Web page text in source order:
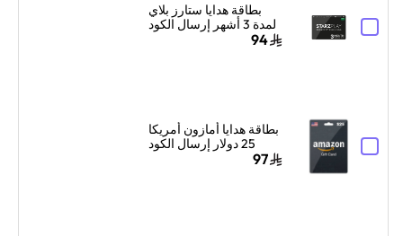
بطاقة هدايا ستارز بلاي
لمدة 3 أشهر إرسال الكود
الرقمي بالبريد الإلكتروني
94
بطاقة هدايا أمازون أمريكا
25 دولار إرسال الكود
الرقمي بالبريد الإلكتروني
97